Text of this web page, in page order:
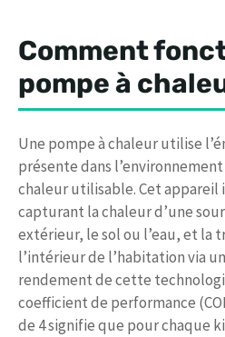
Comment
pompe à
Une pompe à chaleur utilise
présente dans
chaleur utilisable. Cet appareil
capturant la chaleur d’une
extérieur, le sol ou l’eau, et la
l’intérieur de l’habitation via
rendement de cette
coefficient de performance
de 4 signifie que pour chaque